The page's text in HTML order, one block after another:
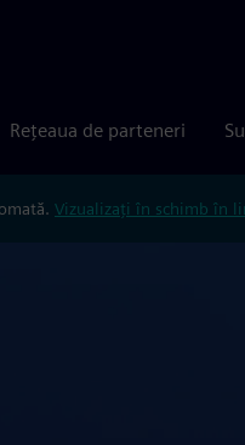
Rețeaua de parteneri
Vizualizați în schimb în